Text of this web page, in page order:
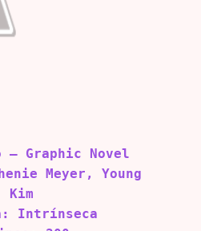
– Graphic Novel
Meyer, Young
Kim
Intrínseca